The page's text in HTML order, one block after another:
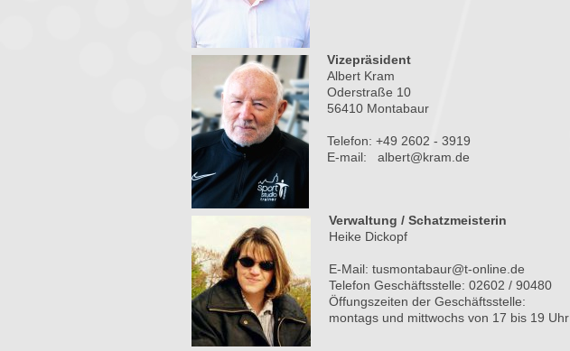
Vizepräsident
Albert Kram
Oderstraße 10
56410 Montabaur
Telefon: +49 2602 - 3919
E-mail: albert@kram.de
Verwaltung / Schatzmeisterin
Heike Dickopf
E-Mail: tusmontabaur@t-online.de
Telefon Geschäftsstelle: 02602 / 90480
Öffungszeiten der Geschäftsstelle:
montags und mittwochs von 17 bis 19 Uhr